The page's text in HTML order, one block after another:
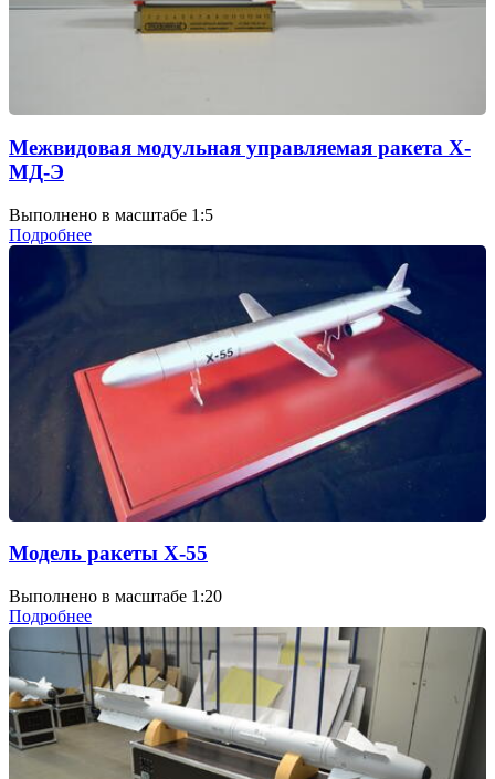
Межвидовая модульная управляемая ракета Х-
МД-Э
Выполнено в масштабе 1:5
Подробнее
Модель ракеты Х-55
Выполнено в масштабе 1:20
Подробнее